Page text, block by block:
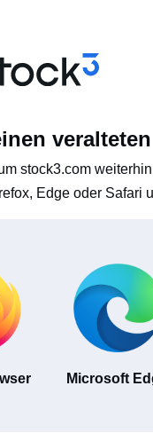
stock3.com
Edge oder Safari
Microsoft